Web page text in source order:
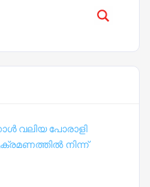
വലിയ പോരാളി
നിന്ന്